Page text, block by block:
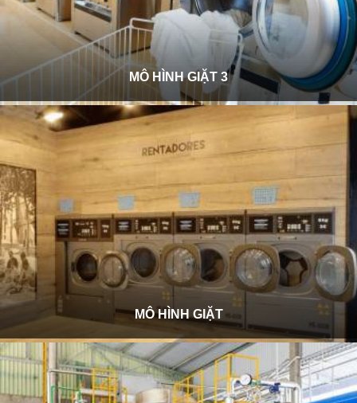
MÔ HÌNH GIẶT 3
MÔ HÌNH GIẶT